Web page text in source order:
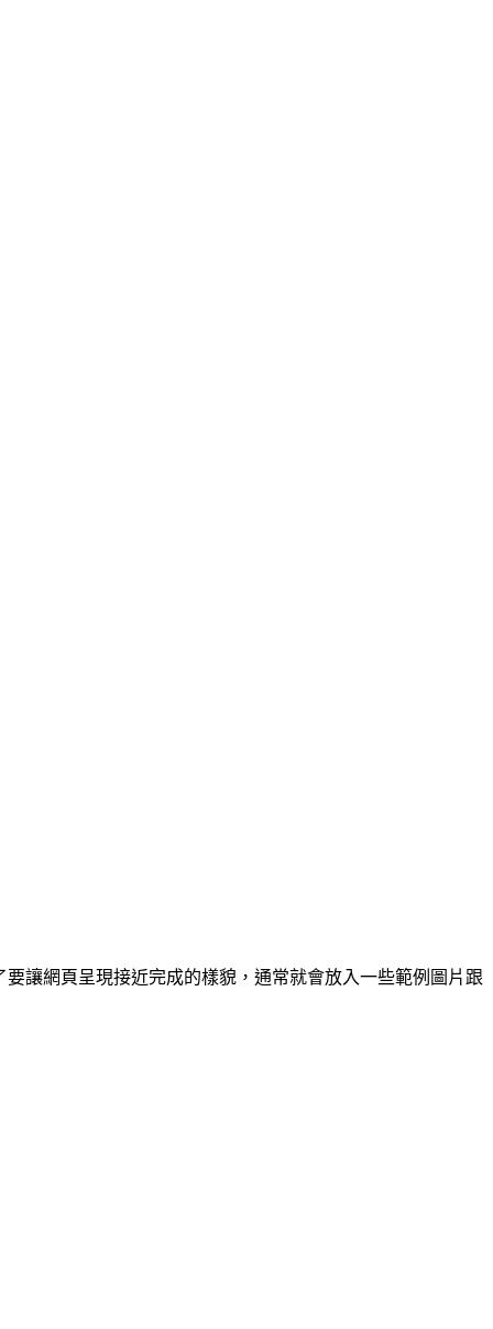
讓網頁呈現接近完成的樣貌，通常就會放入一些範例圖片跟